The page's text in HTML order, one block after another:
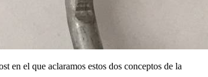
en el que aclaramos estos dos conceptos de la